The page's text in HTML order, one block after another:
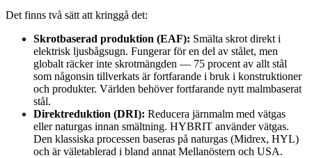
Det finns två sätt att kringgå det:
Skrotbaserad produktion (EAF): Smälta skrot direkt i
elektrisk ljusbågsugn. Fungerar för en del av stålet, men
globalt räcker inte skrotmängden — 75 procent av allt stål
som någonsin tillverkats är fortfarande i bruk i konstruktioner
och produkter. Världen behöver fortfarande nytt malmbaserat
stål.
Direktreduktion (DRI): Reducera järnmalm med vätgas
eller naturgas innan smältning. HYBRIT använder vätgas.
Den klassiska processen baseras på naturgas (Midrex, HYL)
och är väletablerad i bland annat Mellanöstern och USA.